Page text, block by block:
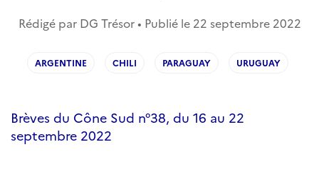
Rédigé par DG Trésor • Publié le 22 septembre 2022
ARGENTINE CHILI PARAGUAY URUGUAY
Brèves du Cône Sud n°38, du 16 au 22
septembre 2022